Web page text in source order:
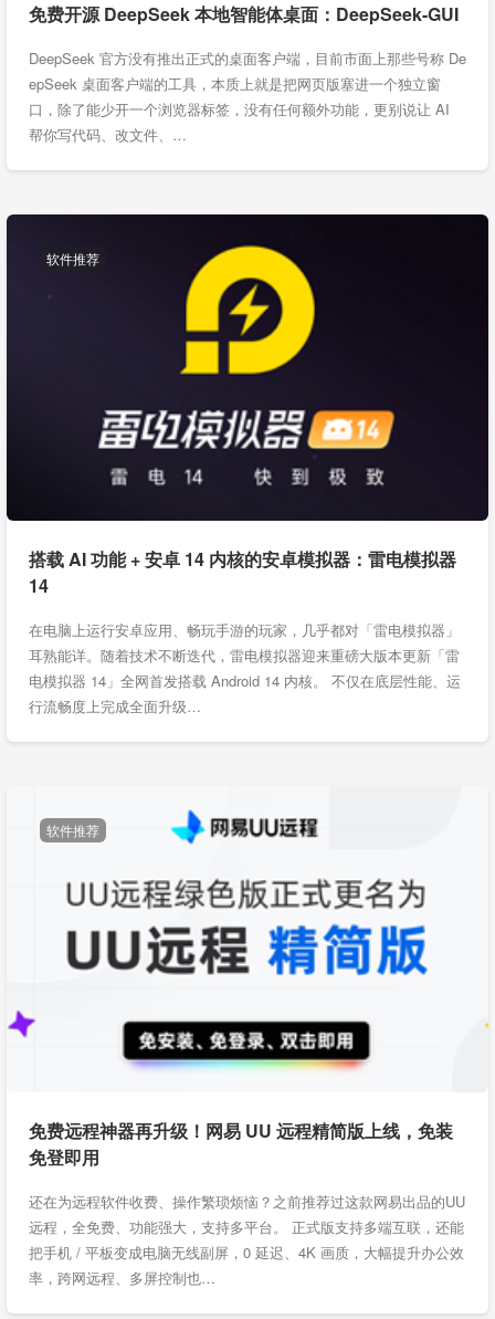
免费开源 DeepSeek 本地智能体桌面：DeepSeek-GUI
DeepSeek 官方没有推出正式的桌面客户端，目前市面上那些号称 De
epSeek 桌面客户端的工具，本质上就是把网页版塞进一个独立窗
口，除了能少开一个浏览器标签，没有任何额外功能，更别说让 AI
帮你写代码、改文件、…
软件推荐
搭载 AI 功能 + 安卓 14 内核的安卓模拟器：雷电模拟器
14
在电脑上运行安卓应用、畅玩手游的玩家，几乎都对「雷电模拟器」
耳熟能详。随着技术不断迭代，雷电模拟器迎来重磅大版本更新「雷
电模拟器 14」全网首发搭载 Android 14 内核。 不仅在底层性能、运
行流畅度上完成全面升级…
软件推荐
免费远程神器再升级！网易 UU 远程精简版上线，免装
免登即用
还在为远程软件收费、操作繁琐烦恼？之前推荐过这款网易出品的UU
远程，全免费、功能强大，支持多平台。 正式版支持多端互联，还能
把手机 / 平板变成电脑无线副屏，0 延迟、4K 画质，大幅提升办公效
率，跨网远程、多屏控制也…